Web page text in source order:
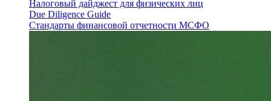
Налоговый дайджест для физических лиц
Due Diligence Guide
Стандарты финансовой отчетности МСФО